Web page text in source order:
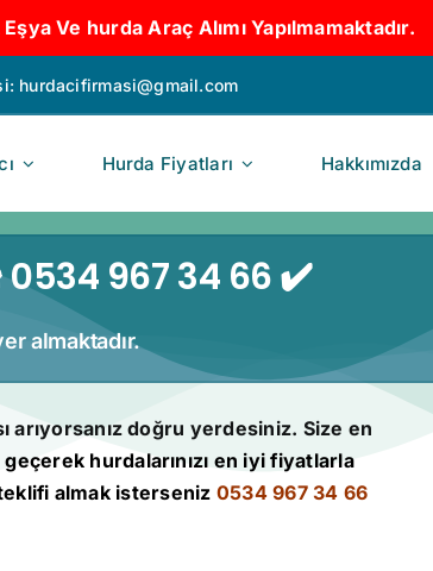
Ve hurda Araç Alımı Yapılmamaktadır.
hurdacifirmasi@gmail.com
Hurda Fiyatları Hakkımızda
0534 967 34 66 ✔️
almaktadır.
arıyorsanız doğru yerdesiniz. Size en
hurdalarınızı en iyi fiyatlarla
almak isterseniz 0534 967 34 66